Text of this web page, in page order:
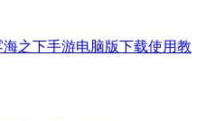
之下手游电脑版下载使用教